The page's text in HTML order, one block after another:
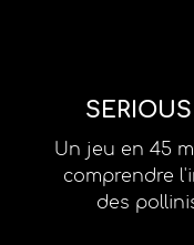
Un jeu en 45
comprendre
des